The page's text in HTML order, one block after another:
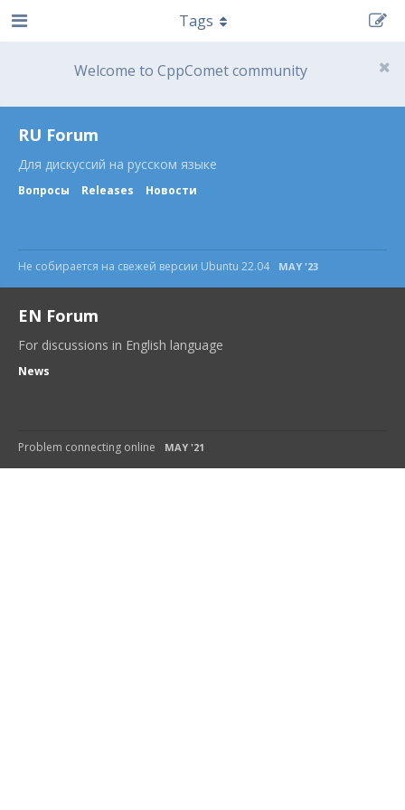
Welcome to CppComet community
Tags
RU Forum
Для дискуссий на русском языке
Вопросы Releases Новости
Не собирается на свежей версии Ubuntu 22.04 MAY '23
EN Forum
For discussions in English language
News
Problem connecting online MAY '21